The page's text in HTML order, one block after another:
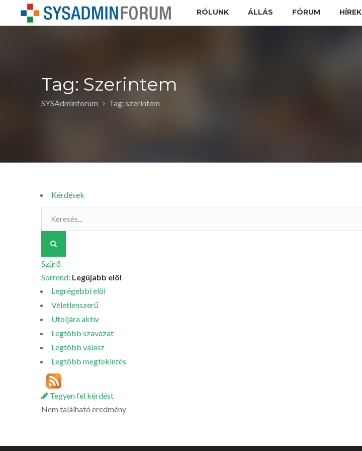
RÓLUNK ÁLLÁS FÓRUM HÍREK
Tag: Szerintem
SYSAdminforum Tag: szerintem
Kérdések
Szürő
Sorrend: Legújabb elöl
Legrégebbi elöl
Véletlenszerű
Utoljára aktív
Legtöbb szavazat
Legtöbb válasz
Legtöbb megtekintés
Tegyen fel kérdést
Nem található eredmény